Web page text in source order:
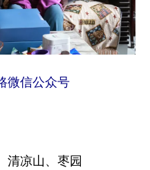
微信公众号
清凉山、枣园